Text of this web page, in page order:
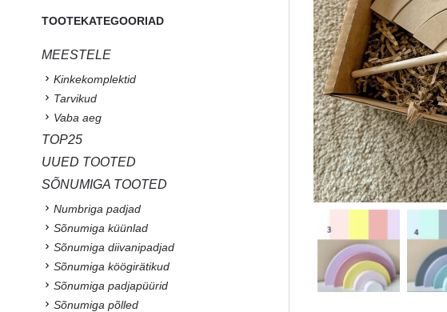
TOOTEKATEGOORIAD
MEESTELE
Kinkekomplektid
Tarvikud
Vaba aeg
TOP25
UUED TOOTED
SÕNUMIGA TOOTED
Numbriga padjad
Sõnumiga küünlad
Sõnumiga diivanipadjad
Sõnumiga köögirätikud
Sõnumiga padjapüürid
Sõnumiga põlled